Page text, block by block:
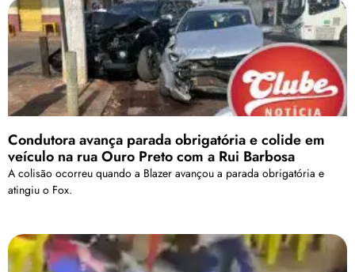
Condutora avança parada obrigatória e colide em
veículo na rua Ouro Preto com a Rui Barbosa
A colisão ocorreu quando a Blazer avançou a parada obrigatória e
atingiu o Fox.